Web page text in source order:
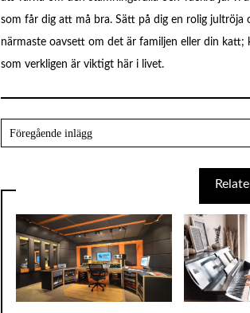
som får dig att må bra. Sätt på dig en rolig jultröja
närmaste oavsett om det är familjen eller din katt;
som verkligen är viktigt här i livet.